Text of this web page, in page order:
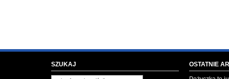
SZUKAJ OSTATNIE